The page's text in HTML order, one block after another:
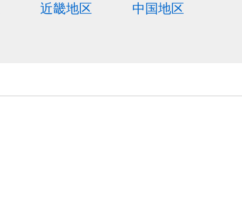
近畿地区
中国地区